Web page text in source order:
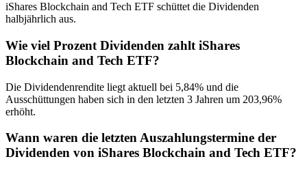
iShares Blockchain and Tech ETF schüttet die Dividenden
halbjährlich aus.
Wie viel Prozent Dividenden zahlt iShares
Blockchain and Tech ETF?
Die Dividendenrendite liegt aktuell bei 5,84% und die
Ausschüttungen haben sich in den letzten 3 Jahren um 203,96%
erhöht.
Wann waren die letzten Auszahlungstermine der
Dividenden von iShares Blockchain and Tech ETF?